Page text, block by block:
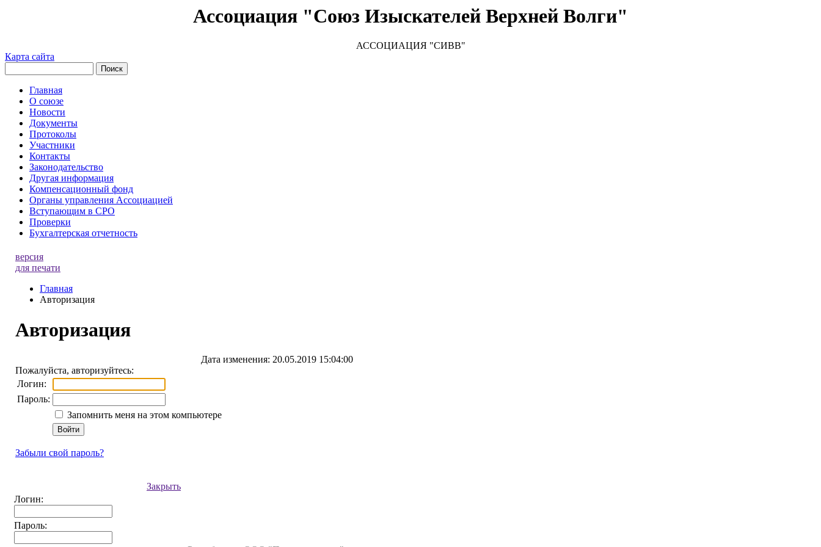
Ассоциация "Союз Изыскателей Верхней Волги"
АССОЦИАЦИЯ "СИВВ"
Карта сайта
Главная
О союзе
Новости
Документы
Протоколы
Участники
Контакты
Законодательство
Другая информация
Компенсационный фонд
Органы управления Ассоциацией
Вступающим в СРО
Проверки
Бухгалтерская отчетность
версия
для печати
Главная
Авторизация
Авторизация
Дата изменения: 20.05.2019 15:04:00
Пожалуйста, авторизуйтесь:
Логин:
Пароль:
Запомнить меня на этом компьютере
Забыли свой пароль?
Закрыть
Логин:
Пароль: